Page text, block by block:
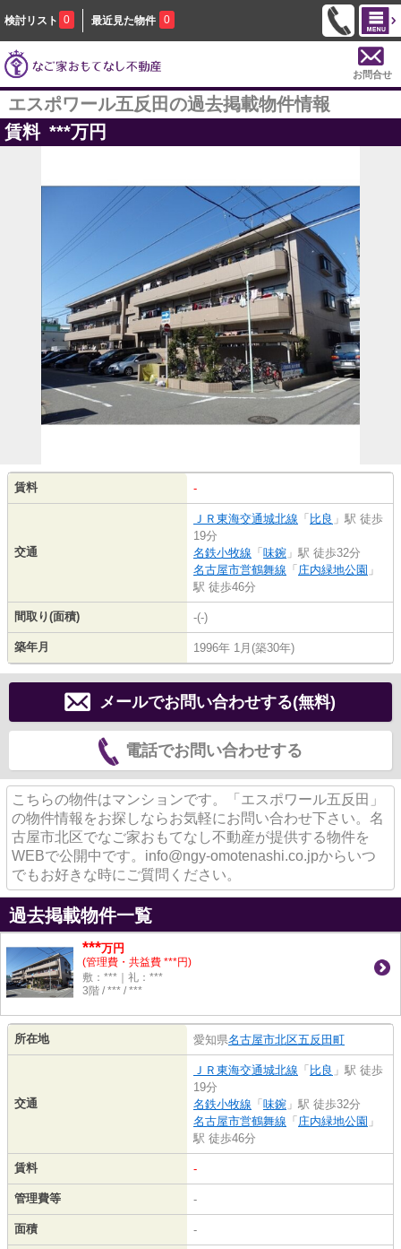
検討リスト 0 最近見た物件 0
お問合せ
エスポワール五反田の過去掲載物件情報
賃料 ***万円
賃料 -
交通
ＪＲ東海交通城北線 「 比良 」駅 徒歩
19分
名鉄小牧線 「 味鋺 」駅 徒歩32分
名古屋市営鶴舞線 「 庄内緑地公園 」
駅 徒歩46分
間取り(面積) -(-)
築年月 1996年 1月(築30年)
メールでお問い合わせする(無料)
電話でお問い合わせする
こちらの物件はマンションです。「エスポワール五反田」
の物件情報をお探しならお気軽にお問い合わせ下さい。名
古屋市北区でなご家おもてなし不動産が提供する物件を
WEBで公開中です。info@ngy-omotenashi.co.jpからいつ
でもお好きな時にご質問ください。
過去掲載物件一覧
***万円
(管理費・共益費 ***円)
敷：***｜礼：***
3階 / *** / ***
所在地 愛知県名古屋市北区五反田町
交通
ＪＲ東海交通城北線 「 比良 」駅 徒歩
19分
名鉄小牧線 「 味鋺 」駅 徒歩32分
名古屋市営鶴舞線 「 庄内緑地公園 」
駅 徒歩46分
賃料 -
管理費等 -
面積 -